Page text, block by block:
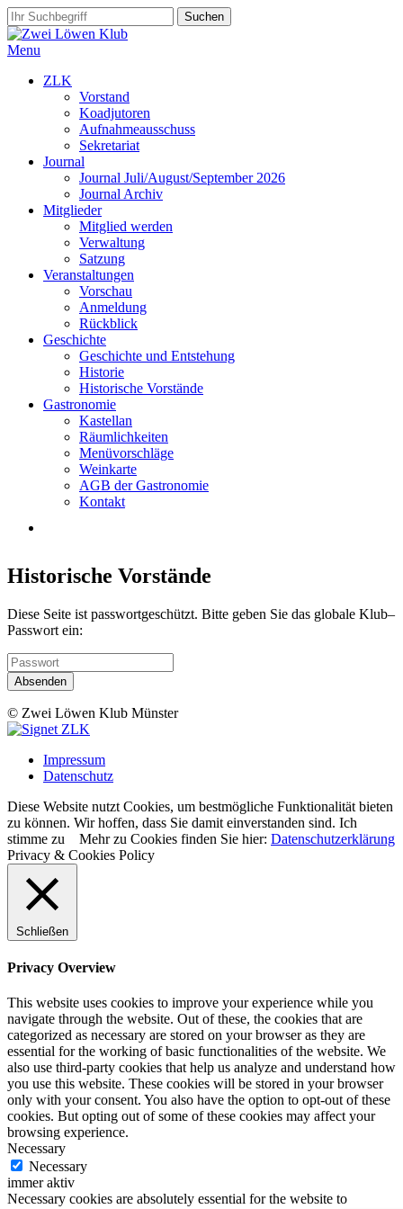
Menu
ZLK
Vorstand
Koadjutoren
Aufnahmeausschuss
Sekretariat
Journal
Journal Juli/August/September 2026
Journal Archiv
Mitglieder
Mitglied werden
Verwaltung
Satzung
Veranstaltungen
Vorschau
Anmeldung
Rückblick
Geschichte
Geschichte und Entstehung
Historie
Historische Vorstände
Gastronomie
Kastellan
Räumlichkeiten
Menüvorschläge
Weinkarte
AGB der Gastronomie
Kontakt
Historische Vorstände
Diese Seite ist passwortgeschützt. Bitte geben Sie das globale Klub–
Passwort ein:
© Zwei Löwen Klub Münster
Impressum
Datenschutz
Diese Website nutzt Cookies, um bestmögliche Funktionalität bieten
zu können. Wir hoffen, dass Sie damit einverstanden sind. Ich
stimme zu Mehr zu Cookies finden Sie hier: Datenschutzerklärung
Privacy & Cookies Policy
Schließen
Privacy Overview
This website uses cookies to improve your experience while you
navigate through the website. Out of these, the cookies that are
categorized as necessary are stored on your browser as they are
essential for the working of basic functionalities of the website. We
also use third-party cookies that help us analyze and understand how
you use this website. These cookies will be stored in your browser
only with your consent. You also have the option to opt-out of these
cookies. But opting out of some of these cookies may affect your
browsing experience.
Necessary
Necessary
immer aktiv
Necessary cookies are absolutely essential for the website to